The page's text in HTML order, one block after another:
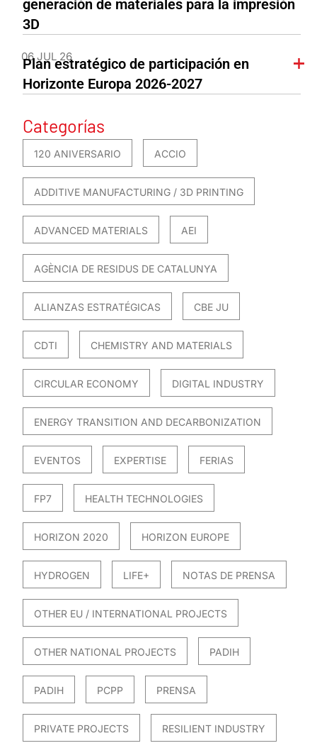
generación de materiales para la impresión
3D
06 JUL 26
Plan estratégico de participación en
Horizonte Europa 2026-2027
Categorías
120 ANIVERSARIO ACCIO
ADDITIVE MANUFACTURING / 3D PRINTING
ADVANCED MATERIALS AEI
AGÈNCIA DE RESIDUS DE CATALUNYA
ALIANZAS ESTRATÉGICAS CBE JU
CDTI CHEMISTRY AND MATERIALS
CIRCULAR ECONOMY DIGITAL INDUSTRY
ENERGY TRANSITION AND DECARBONIZATION
EVENTOS EXPERTISE FERIAS
FP7 HEALTH TECHNOLOGIES
HORIZON 2020 HORIZON EUROPE
HYDROGEN LIFE+ NOTAS DE PRENSA
OTHER EU / INTERNATIONAL PROJECTS
OTHER NATIONAL PROJECTS PADIH
PADIH PCPP PRENSA
PRIVATE PROJECTS RESILIENT INDUSTRY